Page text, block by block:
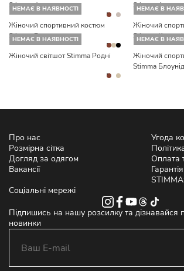
Stimma Флорес
Stimma Арвед
НЕМАЄ В НАЯВНОСТІ
Жіночий спортивний костюм
Stimma Розен
НЕМАЄ В
Жіночий
Stimma Карней
НЕМАЄ В НАЯВНОСТІ
Жіночий світшот Stimma Родні
НЕМАЄ В
Жіночий
Stimma Блоунід
Про нас
Розмірна сітка
Догляд за одягом
Вакансії
Угода
Оплата
Соціальні мережі
Підпишись на нашу розсилку та
новинки